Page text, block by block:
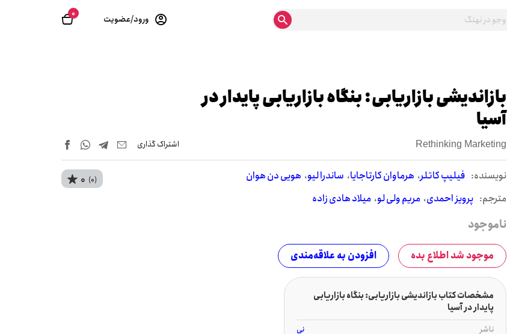
0 ورود/عضویت
بازاندیشی بازاریابی: بنگاه بازاریابی پایدار در
آسیا
Rethinking Marketing اشتراک‌ گذاری
نويسنده: فیلیپ کاتلر هرماوان کارتاجایا ساندرا لیو هویی دن هوان
مترجم: پرویز احمدی مریم ولی لو میلاد هادی زاده
0 (0)
ناموجود
موجود شد اطلاع بده افزودن به علاقه‌مندی
مشخصات کتاب بازاندیشی بازاریابی: بنگاه بازاریابی
پایدار در آسیا
ناشر
نی